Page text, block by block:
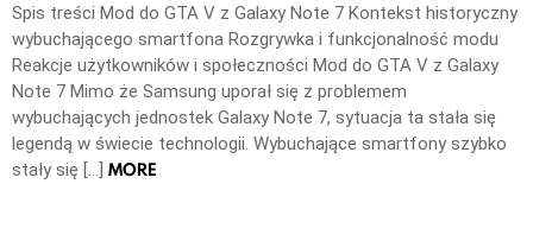
Spis treści Mod do GTA V z Galaxy Note 7 Kontekst historyczny
wybuchającego smartfona Rozgrywka i funkcjonalność modu
Reakcje użytkowników i społeczności Mod do GTA V z Galaxy
Note 7 Mimo że Samsung uporał się z problemem
wybuchających jednostek Galaxy Note 7, sytuacja ta stała się
legendą w świecie technologii. Wybuchające smartfony szybko
stały się […] MORE